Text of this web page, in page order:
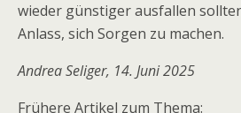
wieder günstiger ausfallen
Anlass, sich Sorgen zu machen.
Andrea Seliger, 14. Juni 2025
Frühere Artikel zum Thema: